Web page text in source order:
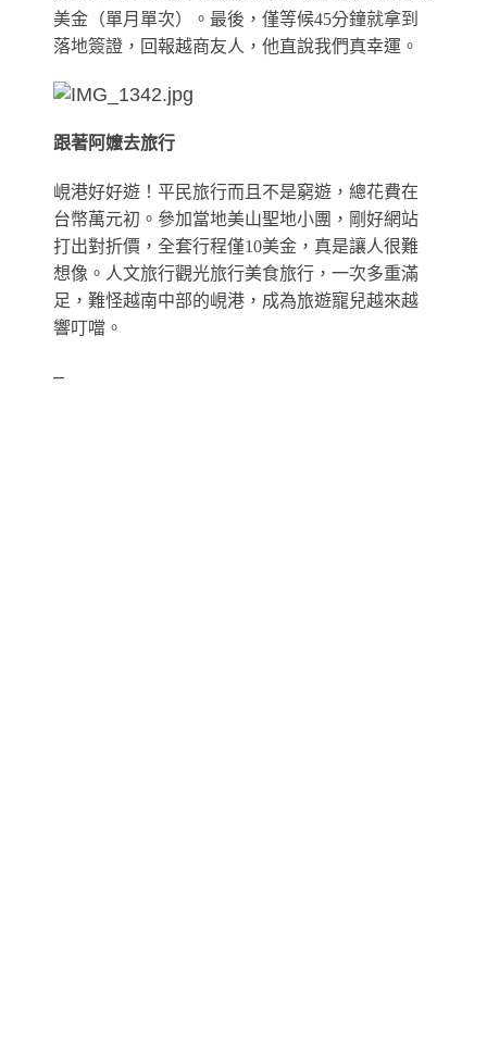
美金（單月單次）。最後，僅等候45分鐘就拿到
落地簽證，回報越商友人，他直說我們真幸運。
跟著阿嬤去旅行
峴港好好遊！平民旅行而且不是窮遊，總花費在
台幣萬元初。參加當地美山聖地小團，剛好網站
打出對折價，全套行程僅10美金，真是讓人很難
想像。人文旅行觀光旅行美食旅行，一次多重滿
足，難怪越南中部的峴港，成為旅遊寵兒越來越
響叮噹。
–